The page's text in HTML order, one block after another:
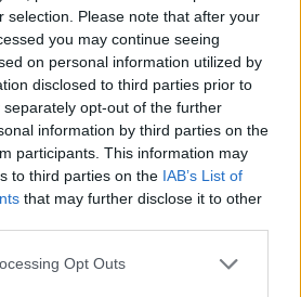
selection. Please note that after your
you may continue seeing
on personal information utilized by
disclosed to third parties prior to
opt-out of the further
information by third parties on the
participants. This information may
to third parties on the IAB’s List of
that may further disclose it to other
app uses one or more Google
Opt Outs